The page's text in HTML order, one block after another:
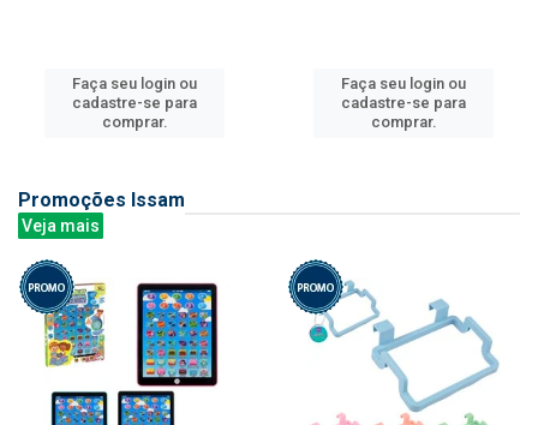
Faça seu login ou
cadastre-se para
comprar.
Faça seu login ou
cadastre-se para
comprar.
Promoções Issam
Veja mais